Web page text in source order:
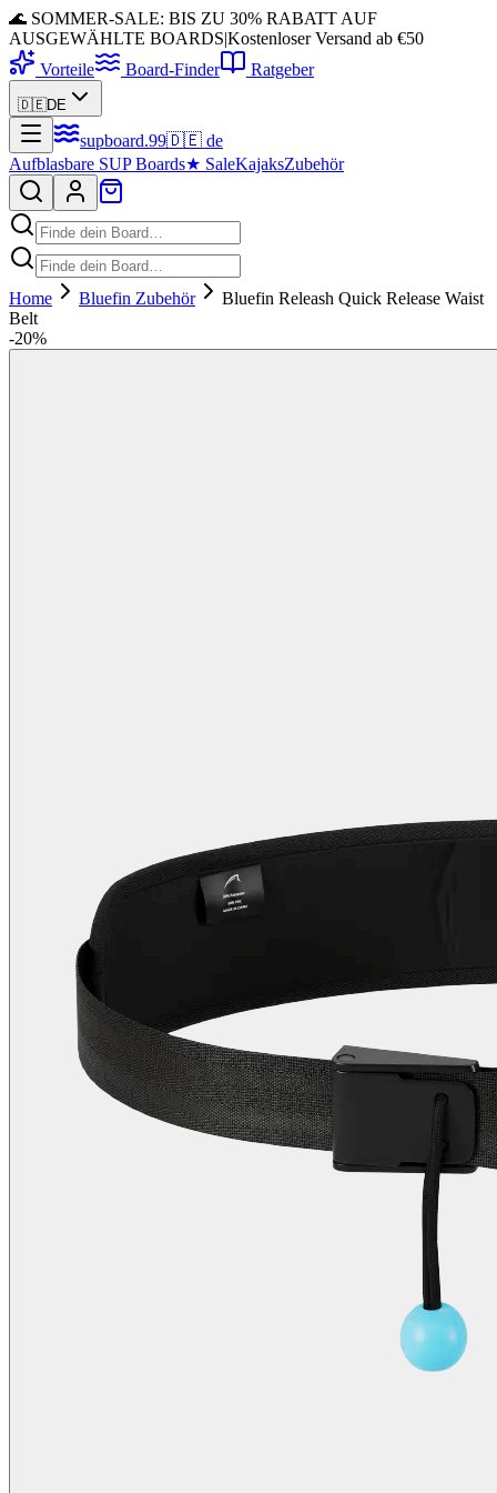
🌊 SOMMER-SALE: BIS ZU 30% RABATT AUF
AUSGEWÄHLTE BOARDS|Kostenloser Versand ab €50
Vorteile
Board-Finder Ratgeber
🇩🇪DE
supboard.99🇩🇪 de
Aufblasbare SUP Boards★ SaleKajaksZubehör
Home Bluefin Zubehör
Bluefin Releash Quick Release Waist
Belt
-20%